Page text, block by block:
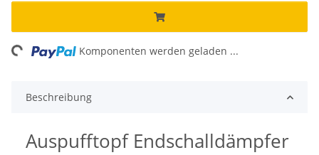
Komponenten werden geladen ...
Beschreibung
Auspufftopf Endschalldämpfer